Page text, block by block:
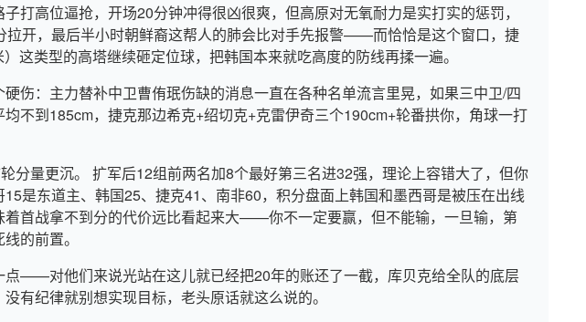
打高位逼抢，开场20分钟冲得很凶很爽，但高原对无氧耐力是实打实的惩罚，
拉开，最后半小时朝鲜裔这帮人的肺会比对手先报警——而恰恰是这个窗口，捷
这类型的高塔继续砸定位球，把韩国本来就吃高度的防线再揉一遍。
伤：主力替补中卫曹侑珉伤缺的消息一直在各种名单流言里晃，如果三中卫/四
不到185cm，捷克那边希克+绍切克+克雷伊奇三个190cm+轮番拱你，角球一打
分量更沉。 扩军后12组前两名加8个最好第三名进32强，理论上容错大了，但你
是东道主、韩国25、捷克41、南非60，积分盘面上韩国和墨西哥是被压在出线
着首战拿不到分的代价远比看起来大——你不一定要赢，但不能输，一旦输，第
的前置。
点——对他们来说光站在这儿就已经把20年的账还了一截，库贝克给全队的底层
有纪律就别想实现目标，老头原话就这么说的。